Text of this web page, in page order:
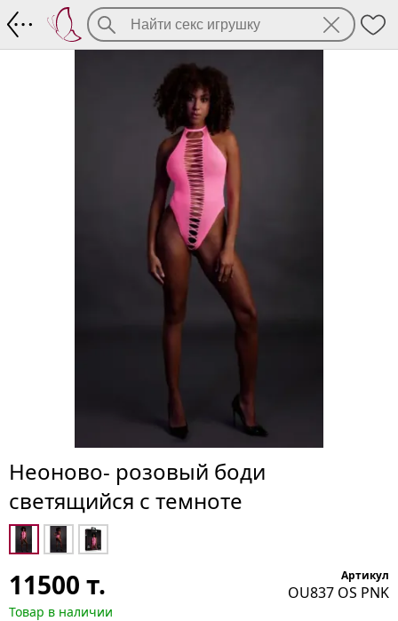
Неоново- розовый боди
светящийся с темноте
11500 т.
Товар в наличии
Артикул
OU837 OS PNK
Неоново- розовый боди светящийся с